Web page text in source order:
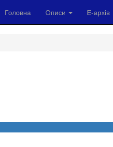
Головна Описи Е-архів